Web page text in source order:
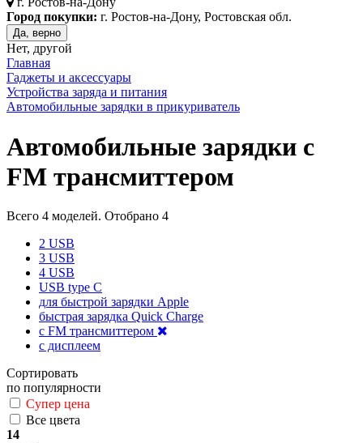
Город покупки: г. Ростов-на-Дону, Ростовская обл.
Да, верно
Нет, другой
Главная
Гаджеты и аксессуары
Устройства заряда и питания
Автомобильные зарядки в прикуриватель
Автомобильные зарядки с
FM трансмиттером
Всего 4 моделей. Отобрано 4
2 USB
3 USB
4 USB
USB type C
для быстрой зарядки Apple
быстрая зарядка Quick Charge
с FM трансмиттером
с дисплеем
Сортировать
по популярности
Супер цена
Все цвета
14